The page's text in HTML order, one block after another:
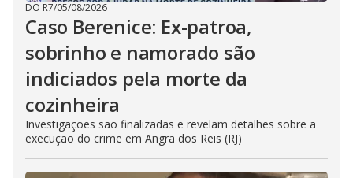
DO R7/05/08/2026
Caso Berenice: Ex-patroa,
sobrinho e namorado são
indiciados pela morte da
cozinheira
Investigações são finalizadas e revelam detalhes sobre a
execução do crime em Angra dos Reis (RJ)